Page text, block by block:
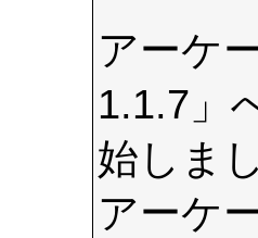
アーケ
1.1.7」
始しま
アーケ